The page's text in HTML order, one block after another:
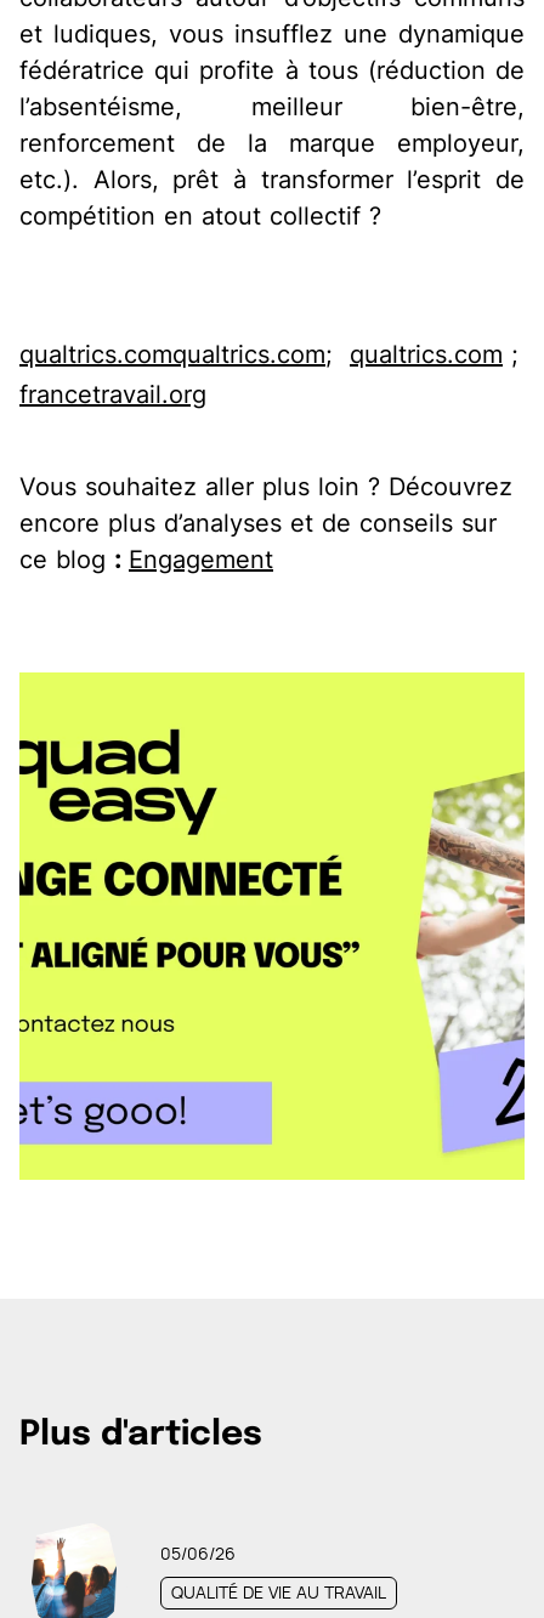
et ludiques, vous insufflez une dynamique
fédératrice qui profite à tous (réduction de
l’absentéisme, meilleur bien-être,
renforcement de la marque employeur,
etc.). Alors, prêt à transformer l’esprit de
compétition en atout collectif ?
qualtrics.comqualtrics.com; qualtrics.com ;
francetravail.org
Vous souhaitez aller plus loin ? Découvrez
encore plus d’analyses et de conseils sur
ce blog : Engagement
Plus d'articles
05/06/26
QUALITÉ DE VIE AU TRAVAIL